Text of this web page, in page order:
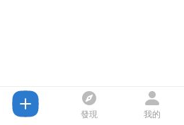
發現 我的